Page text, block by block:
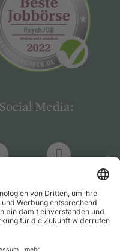
Media:
Hogrefe
Verlag